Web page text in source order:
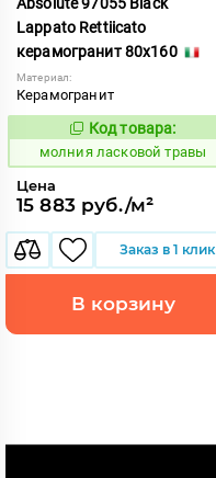
Lappato Rettiicato
керамогранит 80x160
Материал:
Керамогранит
1005357
Код товара:
молния ласковой травы
Цена
15 883 руб./м²
Заказ в 1 клик
В корзину